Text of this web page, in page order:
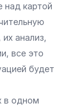
над картой
анализ,
все это
будет
в одном